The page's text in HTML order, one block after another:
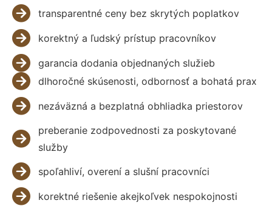
transparentné ceny bez skrytých poplatkov
korektný a ľudský prístup pracovníkov
garancia dodania objednaných služieb
dlhoročné skúsenosti, odbornosť a bohatá prax
nezáväzná a bezplatná obhliadka priestorov
preberanie zodpovednosti za poskytované
služby
spoľahliví, overení a slušní pracovníci
korektné riešenie akejkoľvek nespokojnosti